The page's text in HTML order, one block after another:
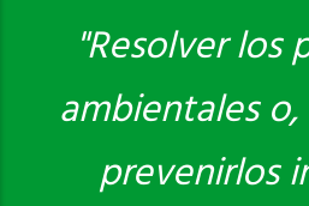
Saber
"Resolver los
ambientales
prevenirlos